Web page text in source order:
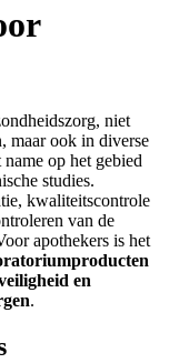
niet
maar ook in diverse
op het gebied
studies.
kwaliteitscontrole
van de
apothekers is het
en
.